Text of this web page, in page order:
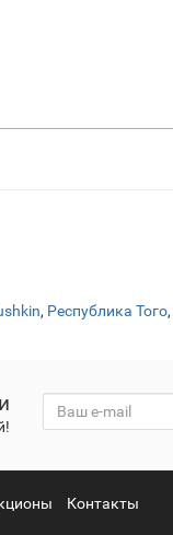
, Республика Того,
Контакты